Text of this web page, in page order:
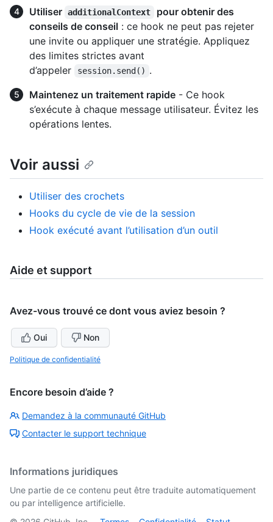
Utiliser additionalContext
pour obtenir des
conseils de conseil : ce hook ne peut pas rejeter
une invite ou appliquer une stratégie. Appliquez
des limites strictes avant
d’appeler
session.send() .
Maintenez un traitement rapide - Ce hook
s’exécute à chaque message utilisateur. Évitez les
opérations lentes.
Voir aussi
Utiliser des crochets
Hooks du cycle de vie de la session
Hook exécuté avant l’utilisation d’un outil
Aide et support
Avez-vous trouvé ce dont vous aviez besoin ?
Oui Non
Politique de confidentialité
Encore besoin d’aide ?
Demandez à la communauté GitHub
Contacter le support technique
Informations juridiques
Une partie de ce contenu peut être traduite automatiquement
ou par intelligence artificielle.